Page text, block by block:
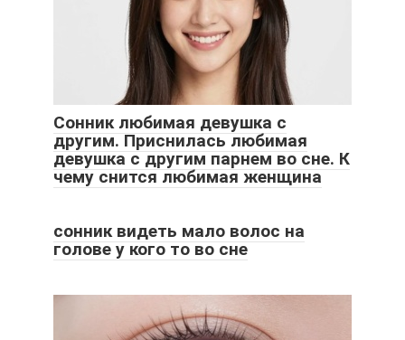
Сонник любимая девушка с
другим. Приснилась любимая
девушка с другим парнем во сне. К
чему снится любимая женщина
сонник видеть мало волос на
голове у кого то во сне